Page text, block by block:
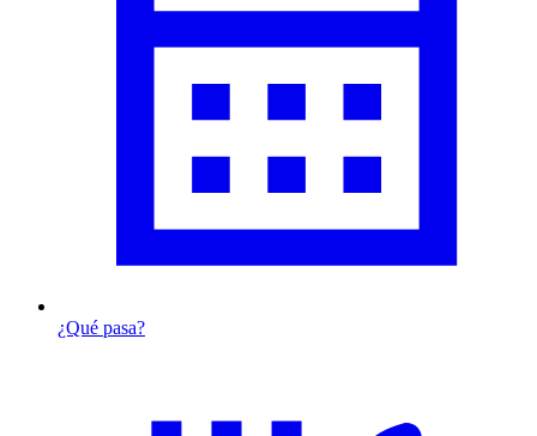
¿Qué pasa?